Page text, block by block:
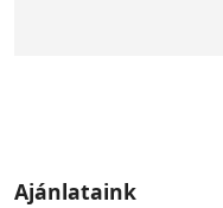
Ajánlataink